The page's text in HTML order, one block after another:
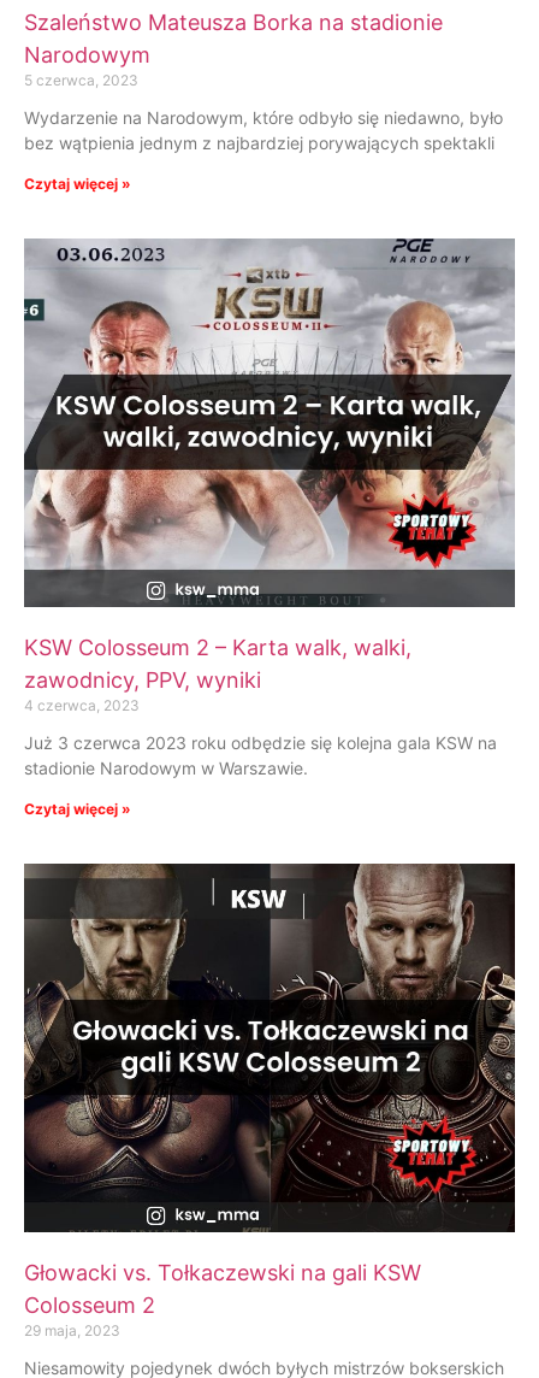
Szaleństwo Mateusza Borka na stadionie
Narodowym
5 czerwca, 2023
Wydarzenie na Narodowym, które odbyło się niedawno, było
bez wątpienia jednym z najbardziej porywających spektakli
Czytaj więcej »
KSW Colosseum 2 – Karta walk, walki,
zawodnicy, PPV, wyniki
4 czerwca, 2023
Już 3 czerwca 2023 roku odbędzie się kolejna gala KSW na
stadionie Narodowym w Warszawie.
Czytaj więcej »
Głowacki vs. Tołkaczewski na gali KSW
Colosseum 2
29 maja, 2023
Niesamowity pojedynek dwóch byłych mistrzów bokserskich